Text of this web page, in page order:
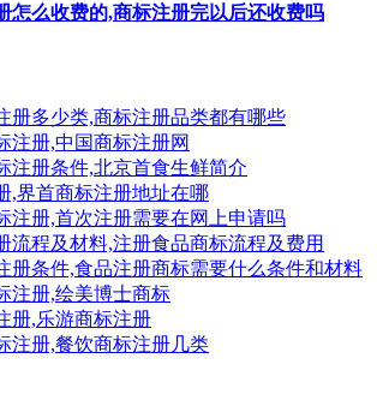
怎么收费的,商标注册完以后还收费吗
册多少类,商标注册品类都有哪些
注册,中国商标注册网
注册条件,北京首食生鲜简介
,界首商标注册地址在哪
注册,首次注册需要在网上申请吗
流程及材料,注册食品商标流程及费用
册条件,食品注册商标需要什么条件和材料
注册,绘美博士商标
册,乐游商标注册
注册,餐饮商标注册几类